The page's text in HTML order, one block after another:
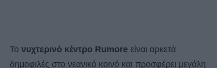
Το νυχτερινό κέντρο Rumore είναι αρκετά
δημοφιλές στο νεανικό κοινό και προσφέρει μεγάλη